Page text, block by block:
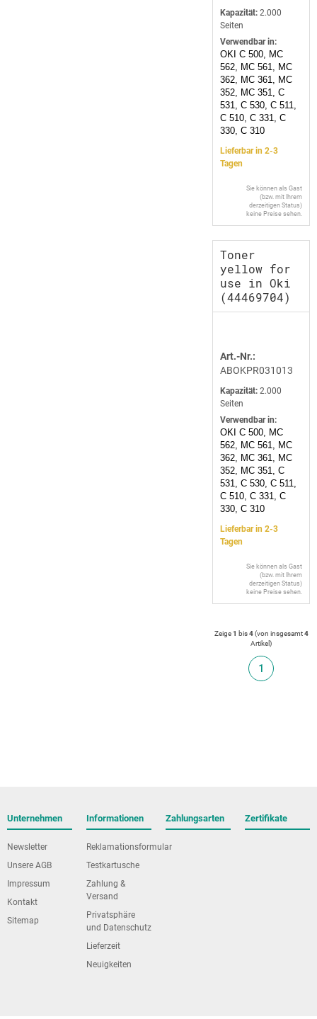
Kapazität: 2.000
Seiten
Verwendbar in:
OKI C 500, MC
562, MC 561, MC
362, MC 361, MC
352, MC 351, C
531, C 530, C 511,
C 510, C 331, C
330, C 310
Lieferbar in 2-3
Tagen
Sie können als Gast
(bzw. mit Ihrem
derzeitigen Status)
keine Preise sehen.
Toner
yellow for
use in Oki
(44469704)
Art.-Nr.:
ABOKPR031013
Kapazität: 2.000
Seiten
Verwendbar in:
OKI C 500, MC
562, MC 561, MC
362, MC 361, MC
352, MC 351, C
531, C 530, C 511,
C 510, C 331, C
330, C 310
Lieferbar in 2-3
Tagen
Sie können als Gast
(bzw. mit Ihrem
derzeitigen Status)
keine Preise sehen.
Zeige1 bis4(von insgesamt4
Artikel)
1
Unternehmen
Newsletter
Unsere AGB
Impressum
Kontakt
Sitemap
Informationen
Reklamationsformular
Testkartusche
Zahlung &
Versand
Privatsphäre
und Datenschutz
Lieferzeit
Neuigkeiten
Zahlungsarten Zertifikate